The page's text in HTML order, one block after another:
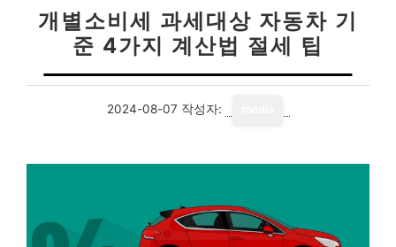
개별소비세 과세대상 자동차 기
준 4가지 계산법 절세 팁
2024-08-07 작성자: